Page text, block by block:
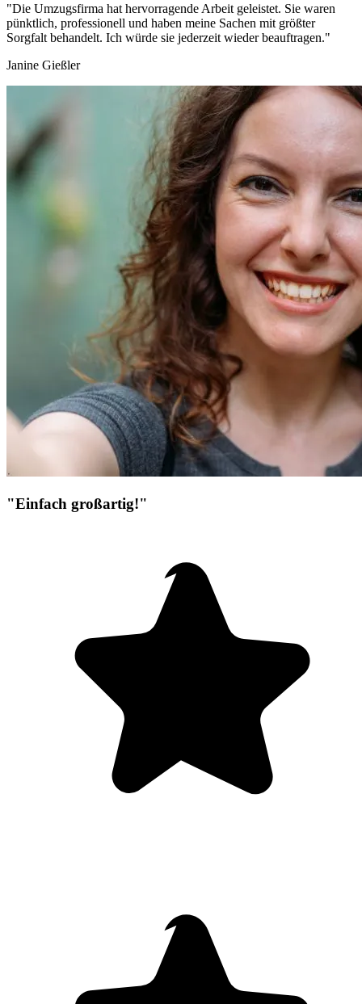
"Die Umzugsfirma hat hervorragende Arbeit geleistet. Sie waren
pünktlich, professionell und haben meine Sachen mit größter
Sorgfalt behandelt. Ich würde sie jederzeit wieder beauftragen."
Janine Gießler
"Einfach großartig!"